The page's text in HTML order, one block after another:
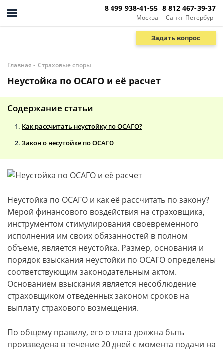
Москва
8 499 938-41-55
Санкт-Петербург
8 812 467-39-37
Задать вопрос
Главная - Страховые споры
Неустойка по ОСАГО и её расчет
Содержание статьи
Как рассчитать неустойку по ОСАГО?
Закон о несутойке по ОСАГО
Неустойка по ОСАГО и как её рассчитать по закону?
Мерой финансового воздействия на страховщика,
инструментом стимулирования своевременного
исполнения им своих обязанностей в полном
объеме, является неустойка. Размер, основания и
порядок взыскания неустойки по ОСАГО определены
соответствующим законодательным актом.
Основанием взыскания является несоблюдение
страховщиком отведенных законом сроков на
выплату страхового возмещения.
По общему правилу, его оплата должна быть
произведена в течение 20 дней с момента подачи на